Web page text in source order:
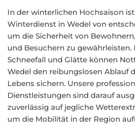
In der winterlichen Hochsaison
Winterdienst in Wedel von
um die Sicherheit von
und Besuchern zu gewährleisten.
Schneefall und Glätte können
Wedel den reibungslosen Ablauf
Lebens sichern. Unsere
Dienstleistungen sind darauf
zuverlässig auf jegliche
um die Mobilität in der Region